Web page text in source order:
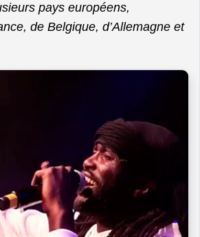
pays européens,
de Belgique, d’Allemagne et